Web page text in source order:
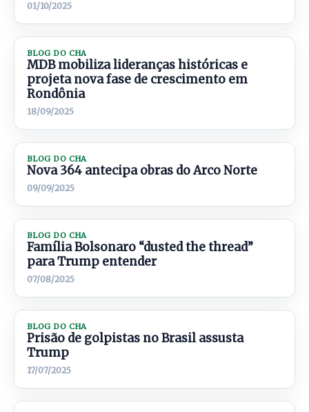
01/10/2025
BLOG DO CHA
MDB mobiliza lideranças históricas e
projeta nova fase de crescimento em
Rondônia
18/09/2025
BLOG DO CHA
Nova 364 antecipa obras do Arco Norte
09/09/2025
BLOG DO CHA
Família Bolsonaro “dusted the thread”
para Trump entender
07/08/2025
BLOG DO CHA
Prisão de golpistas no Brasil assusta
Trump
17/07/2025